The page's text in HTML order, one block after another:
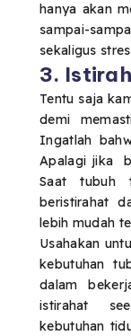
hanya akan
sampai-
sekaligus
3.
Tentu saja
demi
Ingatlah
Apalagi jika
Saat tubuh
beristirahat
lebih mudah
Usahakan
kebutuhan
dalam
istirahat
kebutuhan